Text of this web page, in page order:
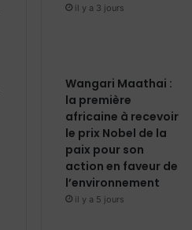
il y a 3 jours
Wangari Maathai :
la première
africaine à recevoir
le prix Nobel de la
paix pour son
action en faveur de
l’environnement
il y a 5 jours